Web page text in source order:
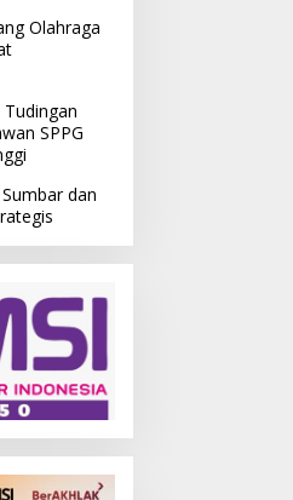
Olahraga
SPPG
dan